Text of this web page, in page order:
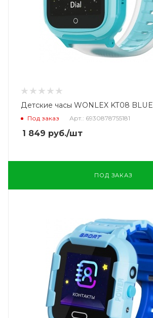
Детские часы WONLEX KT08 BLUE
Под заказ Арт.: 6930878755181
1 849 руб./шт
ПОД ЗАКАЗ